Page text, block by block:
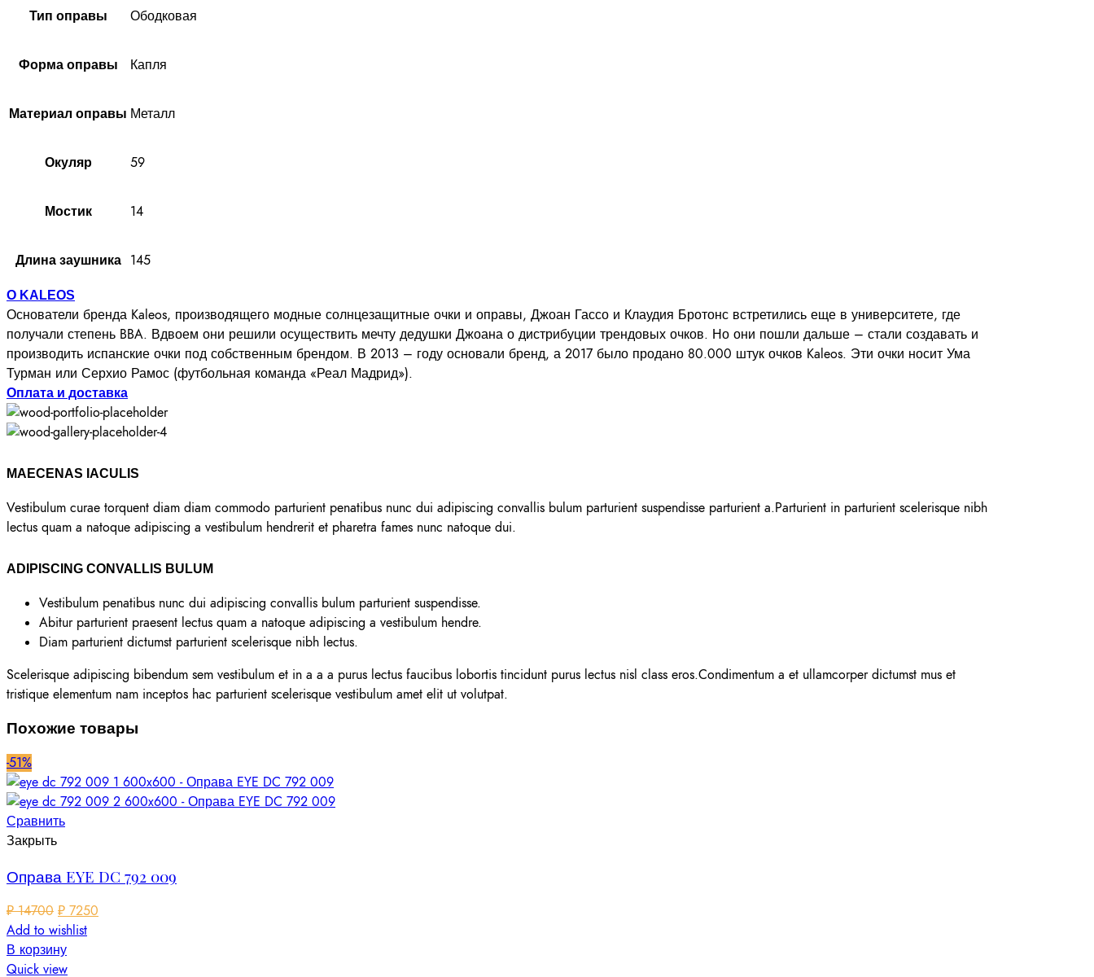
Тип оправы Ободковая
Форма оправы Капля
Материал оправы Металл
Окуляр 59
Мостик 14
Длина заушника 145
О KALEOS
Основатели бренда Kaleos, производящего модные солнцезащитные очки и оправы, Джоан Гассо и Клаудия Бротонс встретились еще в университете, где
получали степень BBA. Вдвоем они решили осуществить мечту дедушки Джоана о дистрибуции трендовых очков. Но они пошли дальше – стали создавать и
производить испанские очки под собственным брендом. В 2013 – году основали бренд, а 2017 было продано 80.000 штук очков Kaleos. Эти очки носит Ума
Турман или Серхио Рамос (футбольная команда «Реал Мадрид»).
Оплата и доставка
MAECENAS IACULIS
Vestibulum curae torquent diam diam commodo parturient penatibus nunc dui adipiscing convallis bulum parturient suspendisse parturient a.Parturient in parturient scelerisque nibh
lectus quam a natoque adipiscing a vestibulum hendrerit et pharetra fames nunc natoque dui.
ADIPISCING CONVALLIS BULUM
Vestibulum penatibus nunc dui adipiscing convallis bulum parturient suspendisse.
Abitur parturient praesent lectus quam a natoque adipiscing a vestibulum hendre.
Diam parturient dictumst parturient scelerisque nibh lectus.
Scelerisque adipiscing bibendum sem vestibulum et in a a a purus lectus faucibus lobortis tincidunt purus lectus nisl class eros.Condimentum a et ullamcorper dictumst mus et
tristique elementum nam inceptos hac parturient scelerisque vestibulum amet elit ut volutpat.
Похожие товары
-51%
Сравнить
Закрыть
Оправа EYE DC 792 009
₽14700 ₽ 7250
Add to wishlist
В корзину
Quick view